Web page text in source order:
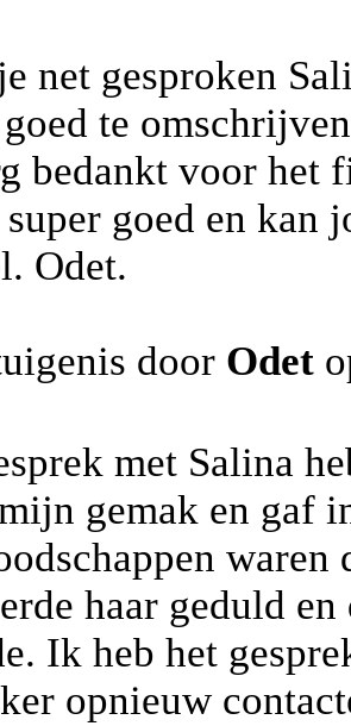
net gesproken
te
bedankt voor het
goed en kan
Odet.
door Odet
met Salina
gemak en gaf
haar geduld
Ik heb het
opnieuw